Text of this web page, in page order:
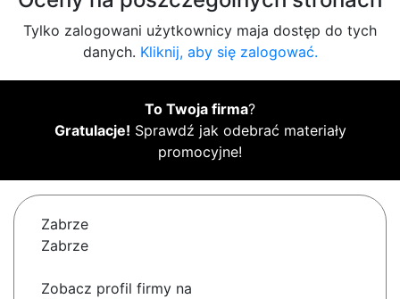
Tylko zalogowani użytkownicy maja dostęp do tych
danych. Kliknij, aby się zalogować.
To Twoja firma?
Gratulacje! Sprawdź jak odebrać materiały
promocyjne!
Zabrze
Zabrze
Zobacz profil firmy na